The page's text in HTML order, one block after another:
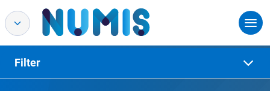
Filter